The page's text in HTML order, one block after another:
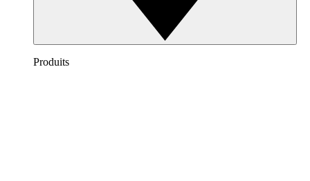
Produits